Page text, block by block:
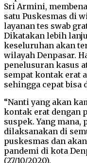
Sri Armini,
satu Puskesmas di
layanan tes swab
Dikatakan lebih
keseluruhan akan
wilayah Denpasar.
penelusuran kasus
sempat kontak erat
sehingga cepat
“Nanti yang akan
kontak erat dengan
suspek. Yang mana,
dilaksanakan di
puskesmas dan
pandemi di kota
(27/10/2020).